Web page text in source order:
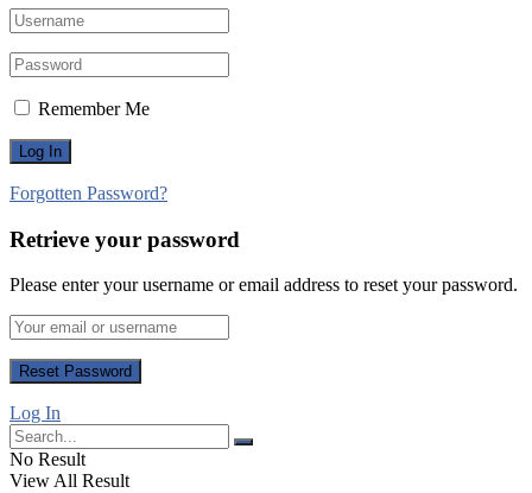
Remember Me
Forgotten Password?
Retrieve your password
Please enter your username or email address to reset your password.
Log In
No Result
View All Result